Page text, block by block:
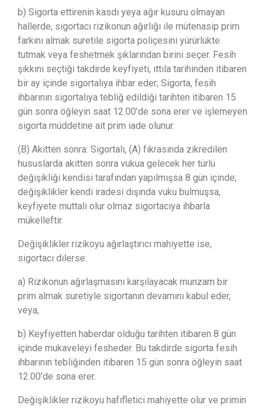
b) Sigorta ettirenin kasdı yeya ağır kusuru olmayan
hallerde, sigortacı rizikonun ağırlığı ile mütenasip prim
farkını almak suretile sigorta poliçesini yürürlükte
tutmak veya feshetmek şıklarından birini seçer. Fesih
şıkkını seçtiği takdirde keyfiyeti, ıttıla tarihinden itibaren
bir ay içinde sigortalıya ihbar eder; Sigorta, fesih
ihbarının sigortalıya tebliğ edildiği tarihten itibaren 15
gün sonra öğleyin saat 12.00’de sona erer ve işlemeyen
sigorta müddetine ait prim iade olunur.
(B) Akitten sonra: Sigortalı, (A) fıkrasında zikredilen
hususlarda akitten sonra vukua gelecek her türlü
değişikliği kendisi tarafından yapılmışsa 8 gün içinde;
değişiklikler kendi iradesi dışında vuku bulmuşsa,
keyfiyete muttali olur olmaz sigortacıya ihbarla
mükelleftir.
Değişiklikler rizikoyu ağırlaştırıcı mahiyette ise,
sigortacı dilerse:
a) Rizikonun ağırlaşmasını karşılayacak munzam bir
prim almak suretiyle sigortanın devamını kabul eder,
veya,
b) Keyfiyetten haberdar olduğu tarihten itibaren 8 gün
içinde mukaveleyi fesheder. Bu takdirde sigorta fesih
ihbarının tebliğinden itibaren 15 gün sonra öğleyin saat
12.00’de sona erer.
Değişiklikler rizikoyu hafıfletici mahiyette olur ve primin